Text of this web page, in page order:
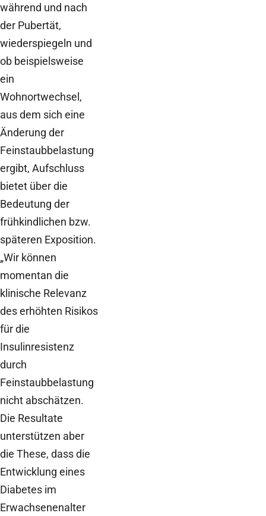
während und nach
der Pubertät,
wiederspiegeln und
ob beispielsweise
ein
Wohnortwechsel,
aus dem sich eine
Änderung der
Feinstaubbelastung
ergibt, Aufschluss
bietet über die
Bedeutung der
frühkindlichen bzw.
späteren Exposition.
„Wir können
momentan die
klinische Relevanz
des erhöhten Risikos
für die
Insulinresistenz
durch
Feinstaubbelastung
nicht abschätzen.
Die Resultate
unterstützen aber
die These, dass die
Entwicklung eines
Diabetes im
Erwachsenenalter